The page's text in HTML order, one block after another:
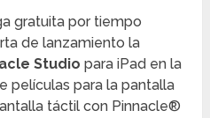
gratuita por tiempo
de lanzamiento la
Studio para iPad en la
películas para la pantalla
táctil con Pinnacle®